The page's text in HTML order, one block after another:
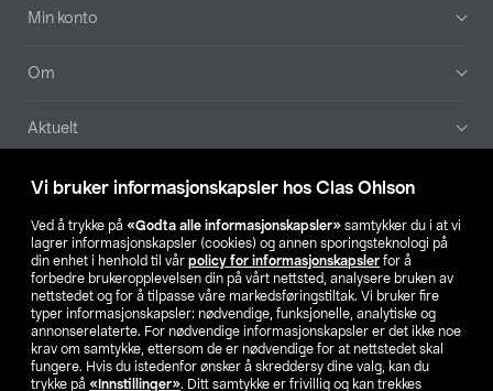
Vi bruker informasjonskapsler hos Clas Ohlson
Ved å trykke på «Godta alle informasjonskapsler» samtykker du i at vi
lagrer informasjonskapsler (cookies) og annen sporingsteknologi på
din enhet i henhold til vår policy for informasjonskapsler for å
forbedre brukeropplevelsen din på vårt nettsted, analysere bruken av
nettstedet og for å tilpasse våre markedsføringstiltak. Vi bruker fire
typer informasjonskapsler: nødvendige, funksjonelle, analytiske og
annonserelaterte. For nødvendige informasjonskapsler er det ikke noe
krav om samtykke, ettersom de er nødvendige for at nettstedet skal
fungere. Hvis du istedenfor ønsker å skreddersy dine valg, kan du
trykke på «Innstillinger». Ditt samtykke er frivillig og kan trekkes
Min konto
Om
Aktuelt
Våre selskaper
Finn din butikk
SE NO FI